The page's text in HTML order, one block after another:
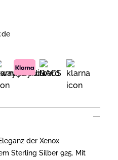
der Xenox
Sterling Silber 925. Mit